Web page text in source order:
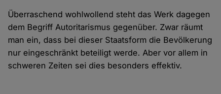
Überraschend wohlwollend steht das Werk dagegen
dem Begriff Autoritarismus gegenüber. Zwar räumt
man ein, dass bei dieser Staatsform die Bevölkerung
nur eingeschränkt beteiligt werde. Aber vor allem in
schweren Zeiten sei dies besonders effektiv.